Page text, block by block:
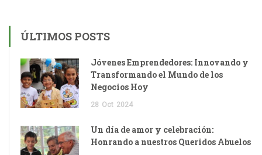
ÚLTIMOS POSTS
Jóvenes Emprendedores: Innovando y
Transformando el Mundo de los
Negocios Hoy
28 Oct 2024
Un día de amor y celebración:
Honrando a nuestros Queridos Abuelos